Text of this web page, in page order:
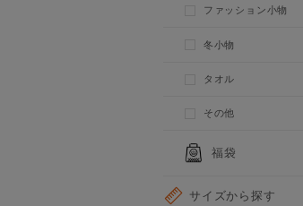
ファッション小物
冬小物
タオル
その他
福袋
サイズから探す